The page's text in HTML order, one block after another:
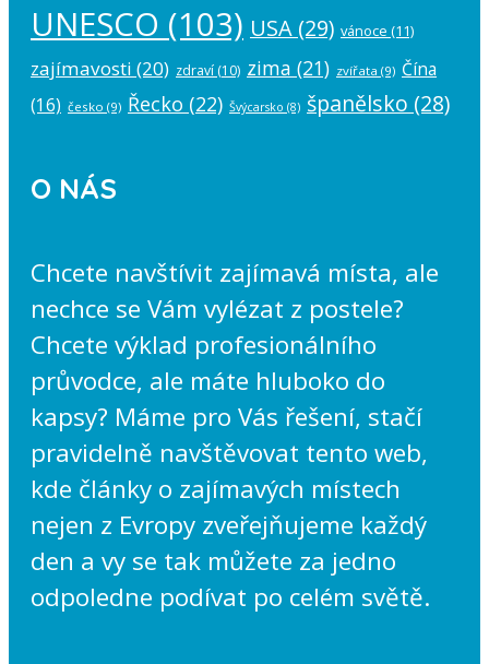
UNESCO (103) USA (29) vánoce (11)
zajímavosti (20) zdraví (10) zima (21) zvířata (9) Čína
(16) česko (9) Řecko (22) Švýcarsko (8) španělsko (28)
O NÁS
Chcete navštívit zajímavá místa, ale
nechce se Vám vylézat z postele?
Chcete výklad profesionálního
průvodce, ale máte hluboko do
kapsy? Máme pro Vás řešení, stačí
pravidelně navštěvovat tento web,
kde články o zajímavých místech
nejen z Evropy zveřejňujeme každý
den a vy se tak můžete za jedno
odpoledne podívat po celém světě.